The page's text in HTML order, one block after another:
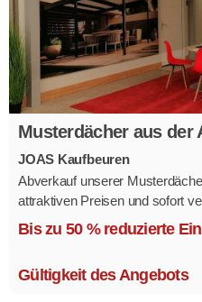
Musterdächer aus der
JOAS Kaufbeuren
Abverkauf unserer
attraktiven Preisen und sofort
Mehrere Modelle in
Bis zu 50 % reduzierte
Gültigkeit des Angebots